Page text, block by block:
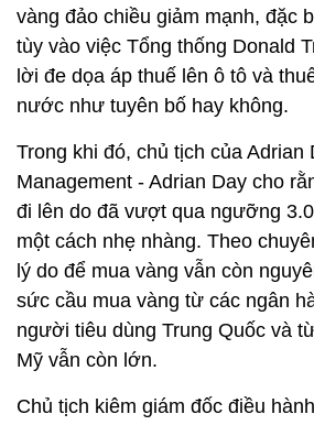
vàng đảo chiều giảm mạnh, đặc
tùy vào việc Tổng thống Donald
lời đe dọa áp thuế lên ô tô và
nước như tuyên bố hay không.
Trong khi đó, chủ tịch của Adrian
Management - Adrian Day cho
đi lên do đã vượt qua ngưỡng
một cách nhẹ nhàng. Theo
lý do để mua vàng vẫn còn
sức cầu mua vàng từ các ngân
người tiêu dùng Trung Quốc và
Mỹ vẫn còn lớn.
Chủ tịch kiêm giám đốc điều